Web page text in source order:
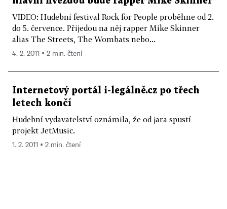
VIDEO: Hudební festival Rock for People proběhne od 2.
do 5. července. Přijedou na něj rapper Mike Skinner
alias The Streets, The Wombats nebo...
4. 2. 2011 ▪ 2 min. čtení
Internetový portál i-legálně.cz po třech
letech končí
Hudební vydavatelství oznámila, že od jara spustí
projekt JetMusic.
1. 2. 2011 ▪ 2 min. čtení